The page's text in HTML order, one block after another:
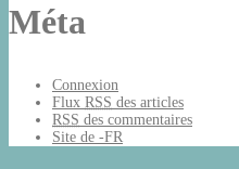
Méta
Connexion
Flux RSS des articles
RSS des commentaires
Site de -FR